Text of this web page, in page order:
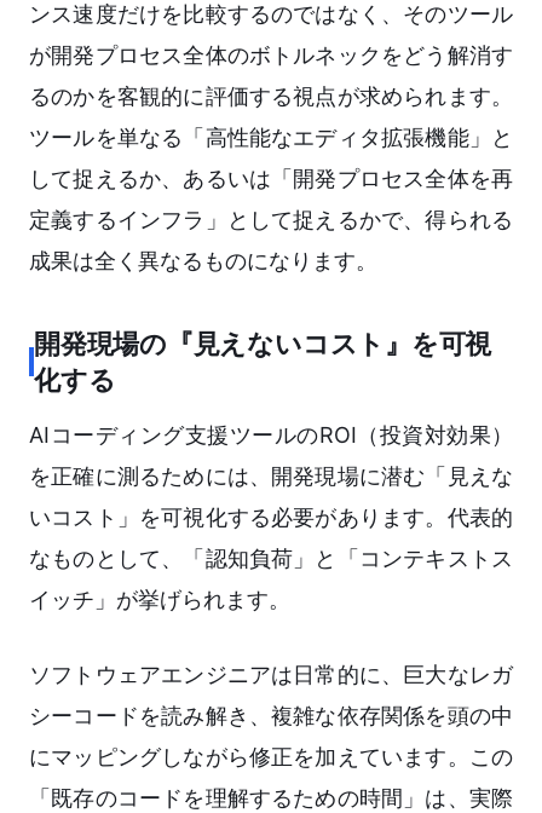
ンス速度だけを比較するのではなく、そのツール
が開発プロセス全体のボトルネックをどう解消す
るのかを客観的に評価する視点が求められます。
ツールを単なる「高性能なエディタ拡張機能」と
して捉えるか、あるいは「開発プロセス全体を再
定義するインフラ」として捉えるかで、得られる
成果は全く異なるものになります。
開発現場の『見えないコスト』を可視
化する
AIコーディング支援ツールのROI（投資対効果）
を正確に測るためには、開発現場に潜む「見えな
いコスト」を可視化する必要があります。代表的
なものとして、「認知負荷」と「コンテキストス
イッチ」が挙げられます。
ソフトウェアエンジニアは日常的に、巨大なレガ
シーコードを読み解き、複雑な依存関係を頭の中
にマッピングしながら修正を加えています。この
「既存のコードを理解するための時間」は、実際